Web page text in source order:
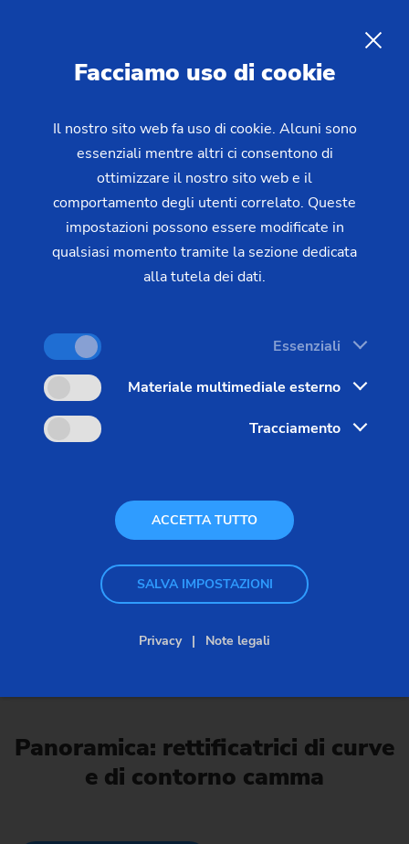
Con la rettificatrice SK 204 possono essere
eseguite sia lavorazioni interne che esterne:
rettifica non circolare, rettifica in tondo (interna ed
esterna) e lucidatura. La serie SN è apprezzata per
tutti i lavori nell'ambito della rettifica non circolare
di alberi a camma e contorni esterni per la
Panoramica: rettificatrici di curve
e di contorno camma
Facciamo uso di cookie
Il nostro sito web fa uso di cookie. Alcuni sono
essenziali mentre altri ci consentono di
ottimizzare il nostro sito web e il
comportamento degli utenti correlato. Queste
impostazioni possono essere modificate in
qualsiasi momento tramite la sezione dedicata
alla tutela dei dati.
Essenziali
Materiale multimediale esterno
Tracciamento
ACCETTA TUTTO
SALVA IMPOSTAZIONI
Privacy Note legali